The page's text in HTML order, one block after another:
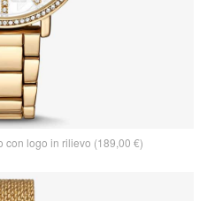
con logo in rilievo (189,00 €)